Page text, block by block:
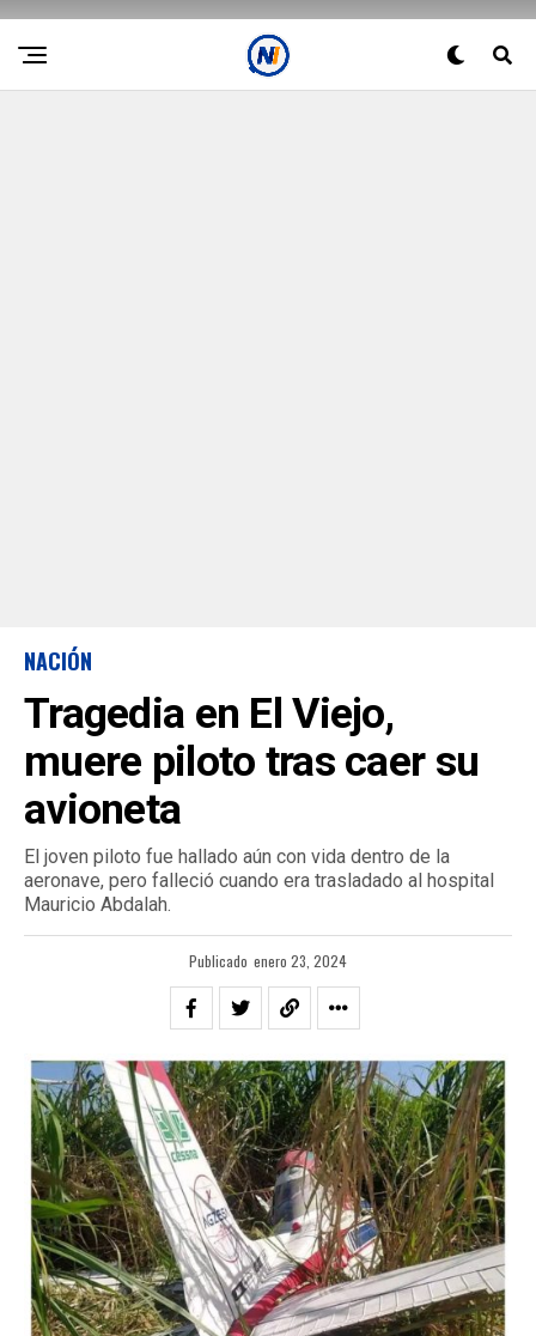
NACIÓN
Tragedia en El Viejo,
muere piloto tras caer su
avioneta
El joven piloto fue hallado aún con vida dentro de la
aeronave, pero falleció cuando era trasladado al hospital
Mauricio Abdalah.
Publicado enero 23, 2024